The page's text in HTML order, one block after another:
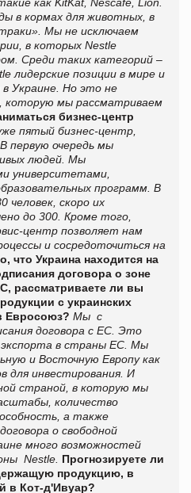
в кормах для животных, в
Мы не исключаем
в которых Nestle
Среди таких категорий –
лидерские позиции в мире и
Украине. Но это не
которую мы рассматриваем
бизнес-центр
пятый бизнес-центр,
первую очередь мы
людей. Мы
университетами,
программ. В
скоро их
до 300. Кроме того,
центр позволяет нам
и сосредоточиться на
что Украина находится на
договора о зоне
рассматриваете ли вы
с украинских
Евросоюз? Мы с
договора с ЕС. Это
в страны ЕС. Мы
и Восточную Европу как
для инвестирования. И
страной, в которую мы
количество
а также
о свободной
много возможностей
Nestle. Прогнозируете ли
продукцию, в
в Кот-д'Ивуар?